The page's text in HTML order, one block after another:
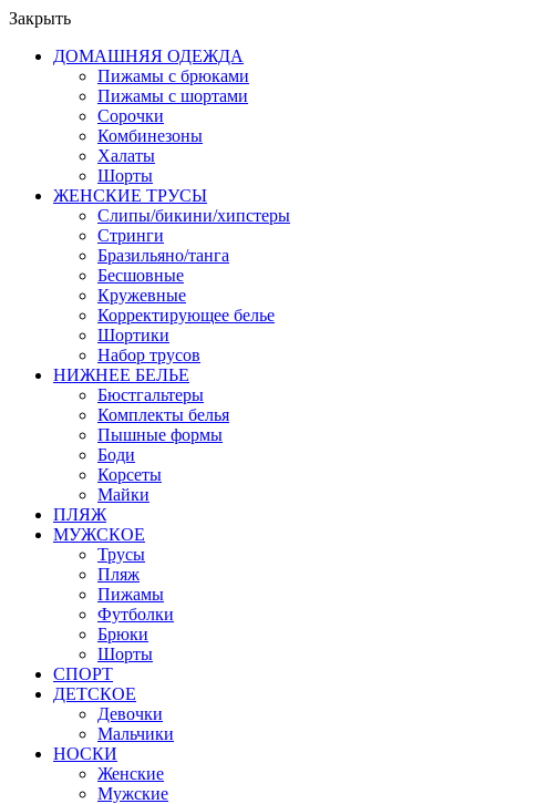
Закрыть
ДОМАШНЯЯ ОДЕЖДА
Пижамы с брюками
Пижамы с шортами
Сорочки
Комбинезоны
Халаты
Шорты
ЖЕНСКИЕ ТРУСЫ
Слипы/бикини/хипстеры
Стринги
Бразильяно/танга
Бесшовные
Кружевные
Корректирующее белье
Шортики
Набор трусов
НИЖНЕЕ БЕЛЬЕ
Бюстгальтеры
Комплекты белья
Пышные формы
Боди
Корсеты
Майки
ПЛЯЖ
МУЖСКОЕ
Трусы
Пляж
Пижамы
Футболки
Брюки
Шорты
СПОРТ
ДЕТСКОЕ
Девочки
Мальчики
НОСКИ
Женские
Мужские